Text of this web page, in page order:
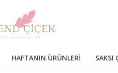
HAFTANIN ÜRÜNLERİ SAKSI